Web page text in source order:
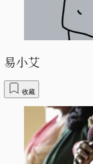
易小艾
收藏